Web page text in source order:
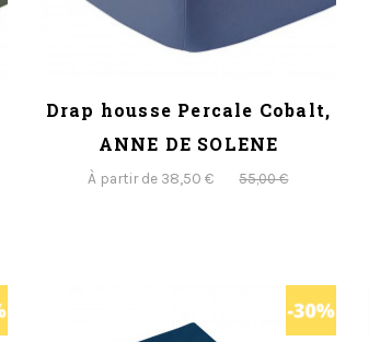
Drap housse Percale Cobalt,
ANNE DE SOLENE
À partir de 38,50 € 55,00 €